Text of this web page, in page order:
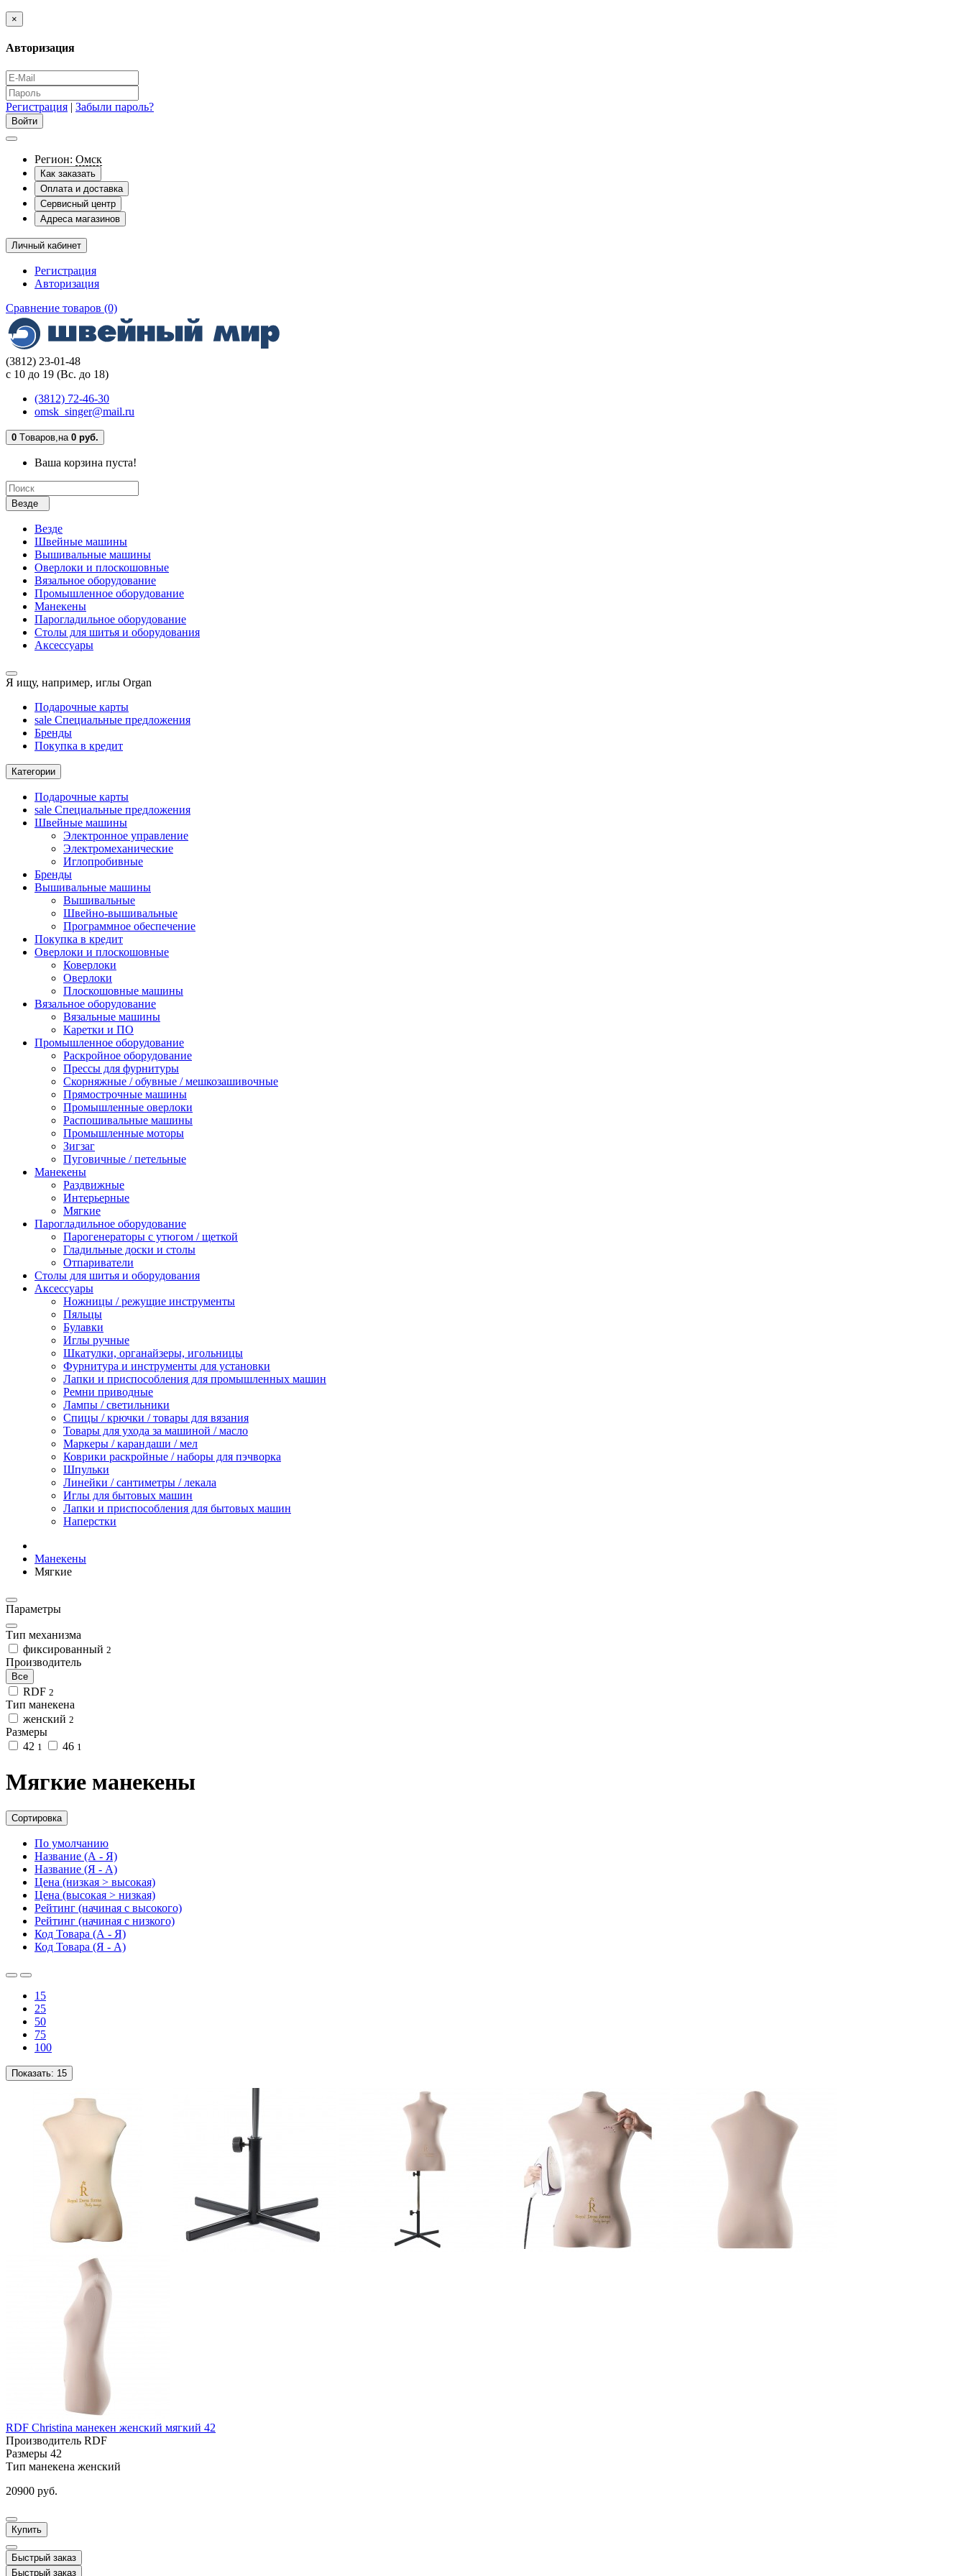
×
Авторизация
Регистрация | Забыли пароль?
Регион: Омск
Как заказать
Оплата и доставка
Сервисный центр
Адреса магазинов
Личный кабинет
Регистрация
Авторизация
Сравнение товаров (0)
(3812) 23-01-48
с 10 до 19 (Вс. до 18)
(3812) 72-46-30
omsk_singer@mail.ru
0 Tоваров,на 0 руб.
Ваша корзина пуста!
Везде
Везде
Швейные машины
Вышивальные машины
Оверлоки и плоскошовные
Вязальное оборудование
Промышленное оборудование
Манекены
Парогладильное оборудование
Столы для шитья и оборудования
Аксессуары
Я ищу, например, иглы Organ
Подарочные карты
sale Специальные предложения
Бренды
Покупка в кредит
Категории
Подарочные карты
sale Специальные предложения
Швейные машины
Электронное управление
Электромеханические
Иглопробивные
Бренды
Вышивальные машины
Вышивальные
Швейно-вышивальные
Программное обеспечение
Покупка в кредит
Оверлоки и плоскошовные
Коверлоки
Оверлоки
Плоскошовные машины
Вязальное оборудование
Вязальные машины
Каретки и ПО
Промышленное оборудование
Раскройное оборудование
Прессы для фурнитуры
Скорняжные / обувные / мешкозашивочные
Прямострочные машины
Промышленные оверлоки
Распошивальные машины
Промышленные моторы
Зигзаг
Пуговичные / петельные
Манекены
Раздвижные
Интерьерные
Мягкие
Парогладильное оборудование
Парогенераторы с утюгом / щеткой
Гладильные доски и столы
Отпариватели
Столы для шитья и оборудования
Аксессуары
Ножницы / режущие инструменты
Пяльцы
Булавки
Иглы ручные
Шкатулки, органайзеры, игольницы
Фурнитура и инструменты для установки
Лапки и приспособления для промышленных машин
Ремни приводные
Лампы / светильники
Спицы / крючки / товары для вязания
Товары для ухода за машиной / масло
Маркеры / карандаши / мел
Коврики раскройные / наборы для пэчворка
Шпульки
Линейки / сантиметры / лекала
Иглы для бытовых машин
Лапки и приспособления для бытовых машин
Наперстки
Манекены
Мягкие
Параметры
Тип механизма
фиксированный 2
Производитель
Все
RDF 2
Тип манекена
женский 2
Размеры
42 1 46 1
Мягкие манекены
Сортировка
По умолчанию
Название (А - Я)
Название (Я - А)
Цена (низкая > высокая)
Цена (высокая > низкая)
Рейтинг (начиная с высокого)
Рейтинг (начиная с низкого)
Код Товара (А - Я)
Код Товара (Я - А)
15
25
50
75
100
Показать: 15
RDF Christina манекен женский мягкий 42
Производитель RDF
Размеры 42
Тип манекена женский
20900 руб.
Купить
Быстрый заказ
Быстрый заказ